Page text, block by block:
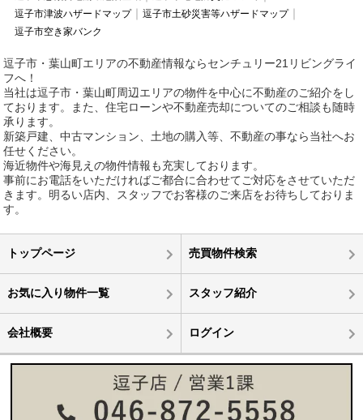
逗子市津波ハザードマップ
逗子市土砂災害等ハザードマップ
逗子市空き家バンク
逗子市・葉山町エリアの不動産情報ならセンチュリー21リビングライ
フへ！
当社は逗子市・葉山町周辺エリアの物件を中心に不動産のご紹介をし
ております。また、住宅ローンや不動産売却についてのご相談も随時
承ります。
新築戸建、中古マンション、土地の購入等、不動産の事なら当社へお
任せください。
海近物件や海見えの物件情報も充実しております。
事前にお電話をいただければご都合に合わせてご対応をさせていただ
きます。明るい店内、スタッフでお客様のご来店をお待ちしておりま
す。
トップページ 売買物件検索
お気に入り物件一覧 スタッフ紹介
会社概要 ログイン